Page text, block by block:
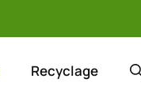
Recyclage